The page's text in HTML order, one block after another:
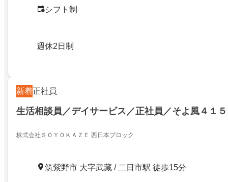
シフト制
週休2日制
新着正社員
生活相談員／デイサービス／正社員／そよ風４１
株式会社ＳＯＹＯＫＡＺＥ 西日本ブロック
筑紫野市 大字武藏 / 二日市駅 徒歩15分